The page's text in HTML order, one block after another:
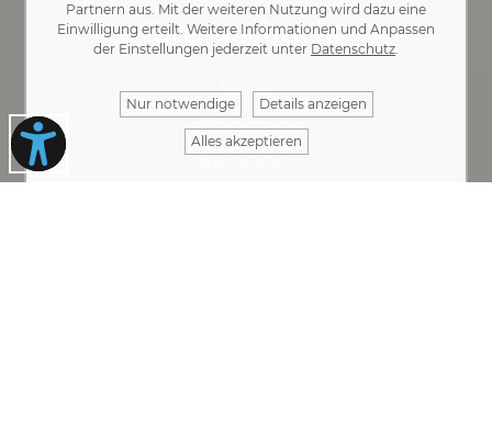
Ihre Nachricht
Partnern aus. Mit der weiteren Nutzung wird dazu eine
Einwilligung erteilt. Weitere Informationen und Anpassen
der Einstellungen jederzeit unter Datenschutz.
Nur notwendige Details anzeigen
Alles akzeptieren